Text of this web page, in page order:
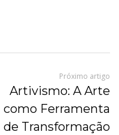
Próximo artigo
Artivismo: A Arte
como Ferramenta
de Transformação